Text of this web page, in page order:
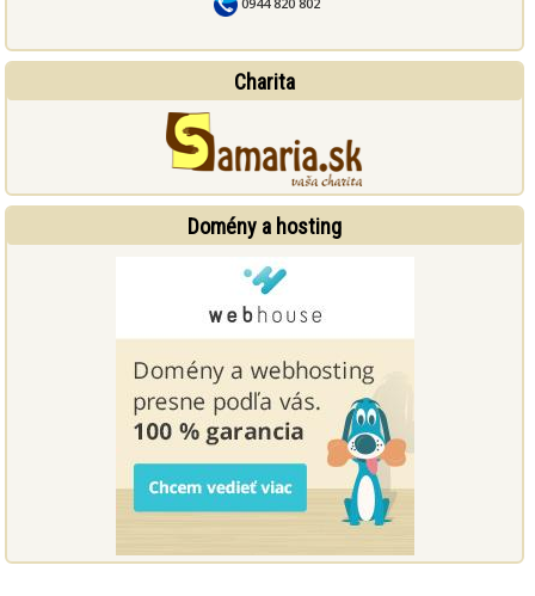
Charita
Domény a hosting